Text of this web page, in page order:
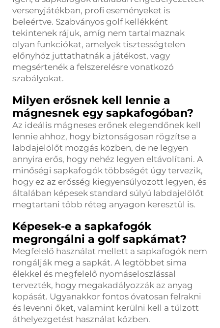
versenyjátékban, profi eseményeket is
beleértve. Szabványos golf kellékként
tekintenek rájuk, amíg nem tartalmaznak
olyan funkciókat, amelyek tisztességtelen
előnyhöz juttathatnák a játékost, vagy
megsértenék a felszerelésre vonatkozó
szabályokat.
Milyen erősnek kell lennie a
mágnesnek egy sapkafogóban?
Az ideális mágneses erőnek elegendőnek kell
lennie ahhoz, hogy biztonságosan rögzítse a
labdajelölőt mozgás közben, de ne legyen
annyira erős, hogy nehéz legyen eltávolítani. A
minőségi sapkafogók többségét úgy tervezik,
hogy ez az erősség kiegyensúlyozott legyen, és
általában képesek standard súlyú labdajelölőt
megtartani több réteg anyagon keresztül is.
Képesek-e a sapkafogók
megrongálni a golf sapkámat?
Megfelelő használat mellett a sapkafogók nem
rongálják meg a sapkát. A legtöbbet sima
élekkel és megfelelő nyomáseloszlással
tervezték, hogy megakadályozzák az anyag
kopását. Ugyanakkor fontos óvatosan felrakni
és levenni őket, valamint kerülni kell a túlzott
áthelyezgetést használat közben.